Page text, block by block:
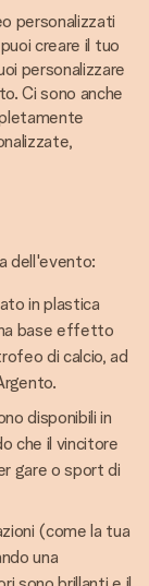
personalizzati
creare il tuo
personalizzare
Ci sono anche
dell'evento:
in plastica
base effetto
di calcio, ad
disponibili in
che il vincitore
gare o sport di
(come la tua
una